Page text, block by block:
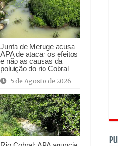
Junta de Meruge acusa
APA de atacar os efeitos
e não as causas da
poluição do rio Cobral
5 de Agosto de 2026